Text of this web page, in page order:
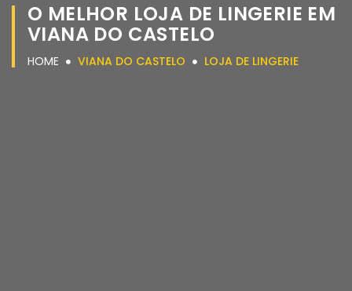
O MELHOR LOJA DE LINGERIE EM
VIANA DO CASTELO
HOME VIANA DO CASTELO LOJA DE LINGERIE